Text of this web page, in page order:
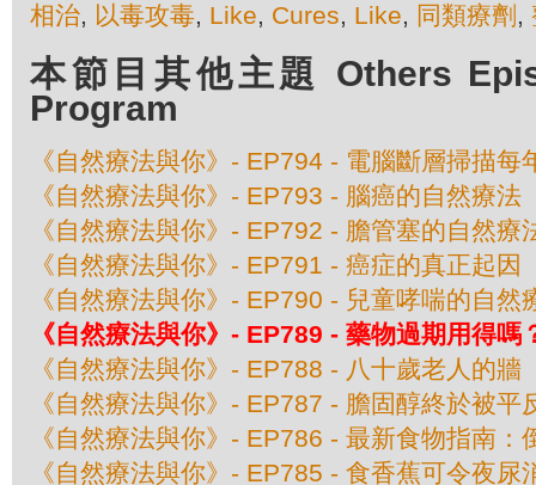
相治, 以毒攻毒, Like, Cures, Like, 同類療劑 ,
本節目其他主題 Others
Program
《自然療法與你》- EP794 - 電腦斷層掃描每
《自然療法與你》- EP793 - 腦癌的自然療法
《自然療法與你》- EP792 - 膽管塞的自然療
《自然療法與你》- EP791 - 癌症的真正起因
《自然療法與你》- EP790 - 兒童哮喘的自然
《自然療法與你》- EP789 - 藥物過期用得嗎
《自然療法與你》- EP788 - 八十歲老人的牆
《自然療法與你》- EP787 - 膽固醇終於被平
《自然療法與你》- EP786 - 最新食物指南：
《自然療法與你》- EP785 - 食香蕉可令夜尿